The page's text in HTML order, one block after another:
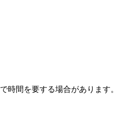
時間を要する場合があります。